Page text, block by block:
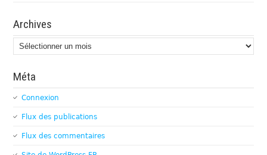
Archives
Archives
Méta
Connexion
Flux des publications
Flux des commentaires